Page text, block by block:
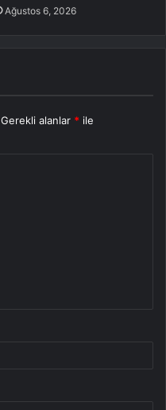
Ağustos 6, 2026
Gerekli alanlar * ile